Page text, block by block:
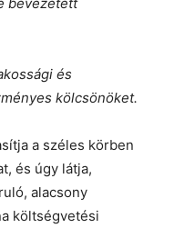
és
kölcsönöket.
a széles körben
és úgy látja,
alacsony
költségvetési